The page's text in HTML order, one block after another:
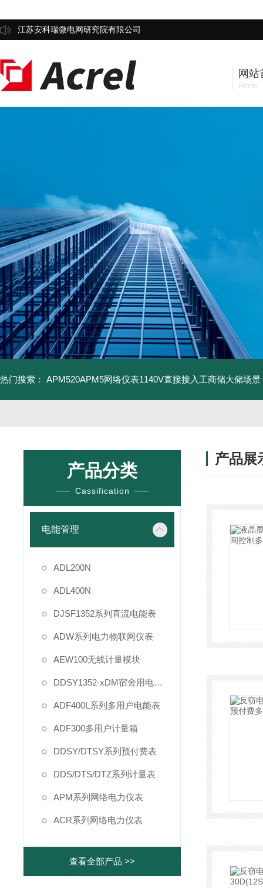
江苏安科瑞微电网研究院有限公司
网站
Home
热门搜索： APM520APM5网络仪表1140V直接接入工商储大储场景
产品分类
Cassification
电能管理
ADL200N
ADL400N
DJSF1352系列直流电能表
ADW系列电力物联网仪表
AEW100无线计量模块
DDSY1352-xDM宿舍用电管理
ADF400L系列多用户电能表
ADF300多用户计量箱
DDSY/DTSY系列预付费表
DDS/DTS/DTZ系列计量表
APM系列网络电力仪表
ACR系列网络电力仪表
查看全部产品 >>
产品展